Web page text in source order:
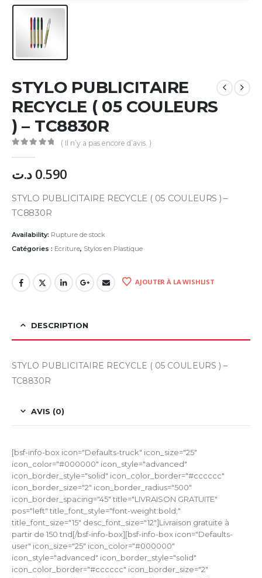
STYLO PUBLICITAIRE
RECYCLE ( 05 COULEURS
) – TC8830R
( Il n’y a pas encore d’avis. )
0.590 د.ت
STYLO PUBLICITAIRE RECYCLE ( 05 COULEURS ) –
TC8830R
Availability: Rupture de stock
Catégories : Ecriture, Stylos en Plastique
AJOUTER À LA WISHLIST
DESCRIPTION
STYLO PUBLICITAIRE RECYCLE ( 05 COULEURS ) –
TC8830R
AVIS (0)
[bsf-info-box icon="Defaults-truck" icon_size="25"
icon_color="#000000" icon_style="advanced"
icon_border_style="solid" icon_color_border="#cccccc"
icon_border_size="2" icon_border_radius="500"
icon_border_spacing="45" title="LIVRAISON GRATUITE"
pos="left" title_font_style="font-weight:bold;"
title_font_size="15" desc_font_size="12"]Livraison gratuite à
partir de 150 tnd[/bsf-info-box][bsf-info-box icon="Defaults-
user" icon_size="25" icon_color="#000000"
icon_style="advanced" icon_border_style="solid"
icon_color_border="#cccccc" icon_border_size="2"